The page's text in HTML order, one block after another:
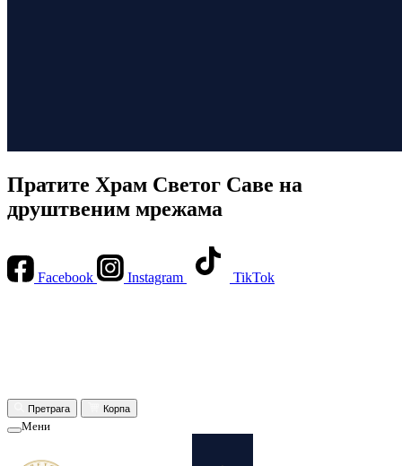
Пратите Храм Светог Саве на
друштвеним мрежама
Facebook Instagram TikTok
Претрага Корпа
Мени